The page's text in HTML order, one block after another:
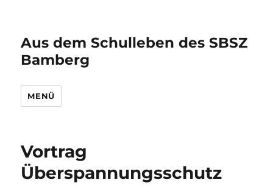
Aus dem Schulleben des SBSZ
Bamberg
MENÜ
Vortrag
Überspannungsschutz